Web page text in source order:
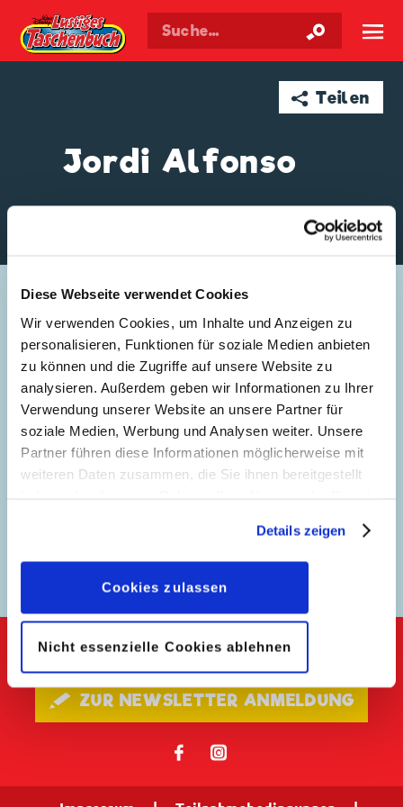
Diese Webseite verwendet Cookies
Wir verwenden Cookies, um Inhalte und Anzeigen zu
personalisieren, Funktionen für soziale Medien anbieten
zu können und die Zugriffe auf unsere Website zu
analysieren. Außerdem geben wir Informationen zu Ihrer
Verwendung unserer Website an unsere Partner für
soziale Medien, Werbung und Analysen weiter. Unsere
Partner führen diese Informationen möglicherweise mit
weiteren Daten zusammen, die Sie ihnen bereitgestellt
geben, können Sie diese jederzeit in der
Datenschutzerklärungwieder widerrufen.
Details zeigen
Cookies zulassen
Nicht essenzielle Cookies ablehnen
Walt Disneys Taschenbuch ☰
➦ Teilen
Jordi Alfonso
LTB Advent
🖋 ZUR NEWSLETTER ANMELDUNG
𝖿 📷